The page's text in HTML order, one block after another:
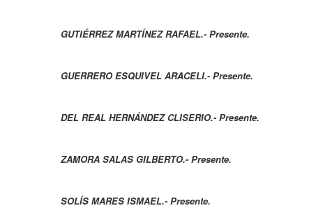
GUTIÉRREZ MARTÍNEZ RAFAEL.- Presente.
GUERRERO ESQUIVEL ARACELI.- Presente.
DEL REAL HERNÁNDEZ CLISERIO.- Presente.
ZAMORA SALAS GILBERTO.- Presente.
SOLÍS MARES ISMAEL.- Presente.